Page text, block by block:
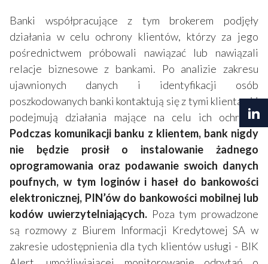
Banki współpracujące z tym brokerem podjęły
działania w celu ochrony klientów, którzy za jego
pośrednictwem próbowali nawiązać lub nawiązali
relacje biznesowe z bankami. Po analizie zakresu
ujawnionych danych i identyfikacji osób
poszkodowanych banki kontaktują się z tymi klientami i
podejmują działania mające na celu ich ochronę.
Podczas komunikacji banku z klientem, bank nigdy
nie będzie prosił o instalowanie żadnego
oprogramowania oraz podawanie swoich danych
poufnych, w tym loginów i haseł do bankowości
elektronicznej, PIN’ów do bankowości mobilnej lub
kodów uwierzytelniających. Poza tym prowadzone
są rozmowy z Biurem Informacji Kredytowej SA w
zakresie udostępnienia dla tych klientów usługi - BIK